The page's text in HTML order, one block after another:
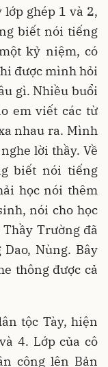
ghép 1 và 2,
biết nói tiếng
kỷ niệm, có
được mình hỏi
gì. Nhiều buổi
em viết các từ
nhau ra. Mình
lời thầy. Về
biết nói tiếng
học nói thêm
nói cho học
Trường đã
Nùng. Bây
thông được cả
tộc Tày, hiện
4. Lớp của cô
công lên Bản